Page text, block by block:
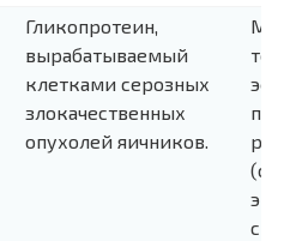
Гликопротеин,
вырабатываемый
клетками серозных
злокачественных
опухолей яичников.
при